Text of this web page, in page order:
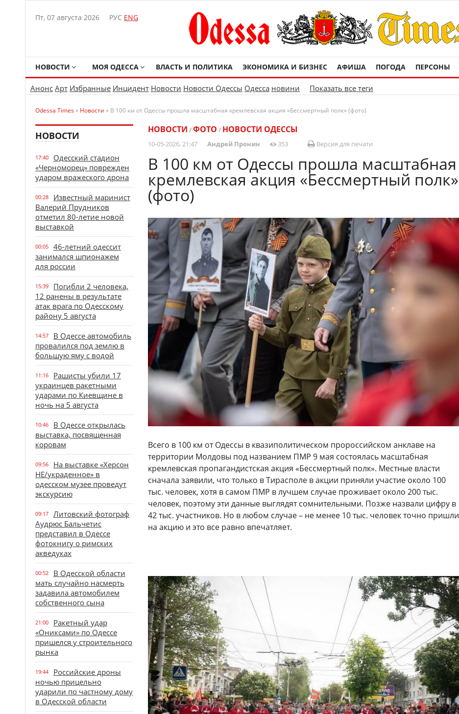
Пт, 07 августа 2026 РУС ENG
НОВОСТИ МОЯ ОДЕССА ВЛАСТЬ И ПОЛИТИКА ЭКОНОМИКА И БИЗНЕС АФИША ПОГОДА ПЕРСОНЫ
Анонс Арт Избранные Инцидент Новости Новости Одессы Одесса новини Показать все теги
Odessa Times» Новости » В 100 км от Одессы прошла масштабная кремлевская акция «Бессмертный полк» (фото)
НОВОСТИ
17:40
Одесский стадион
«Черноморец» поврежден
ударом вражеского дрона
00:28
Известный маринист
Валерий Прудников
отметил 80-летие новой
выставкой
00:05
46-летний одессит
занимался шпионажем
для россии
15:39
Погибли 2 человека,
12 ранены в результате
атак врага по Одесскому
району 5 августа
14:57
В Одессе автомобиль
провалился под землю в
большую яму с водой
11:16
Рашисты убили 17
украинцев ракетными
ударами по Киевщине в
ночь на 5 августа
10:46
В Одессе открылась
выставка, посвященная
коровам
09:56
На выставке «Херсон
НЕ/украденное» в
одесском музее проведут
экскурсию
09:17
Литовский фотограф
Аудрюс Бальчетис
представил в Одессе
фотокнигу о римских
акведуках
00:52
В Одесской области
мать случайно насмерть
задавила автомобилем
собственного сына
21:00
Ракетный удар
«Ониксами» по Одессе
пришелся у строительного
рынка
19:44
Российские дроны
ночью прицельно
ударили по частному дому
в Одесской области
НОВОСТИ /ФОТО / НОВОСТИ ОДЕССЫ
10-05-2026, 21:47 Андрей Пронин 353 Версия для печати
В 100 км от Одессы прошла масштабная
кремлевская акция «Бессмертный полк»
(фото)
Всего в 100 км от Одессы в квазиполитическом пророссийском анклаве на
территории Молдовы под названием ПМР 9 мая состоялась масштабная
кремлевская пропагандистская акция «Бессмертный полк». Местные власти
сначала заявили, что только в Тирасполе в акции приняли участие около 100
тыс. человек, хотя в самом ПМР в лучшем случае проживает около 200 тыс.
человек, поэтому эти данные выглядят сомнительными. Позже назвали цифру в
42 тыс. участников. Но в любом случае – не менее 10 тыс. человек точно пришли
на акцию и это все равно впечатляет.